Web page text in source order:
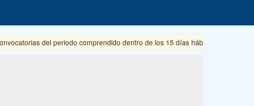
del periodo comprendido dentro de los 15 días hábiles posteriores